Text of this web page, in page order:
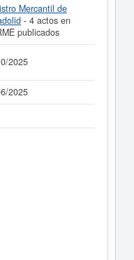
Mercantil de
- 4 actos en
publicados
2025
2025